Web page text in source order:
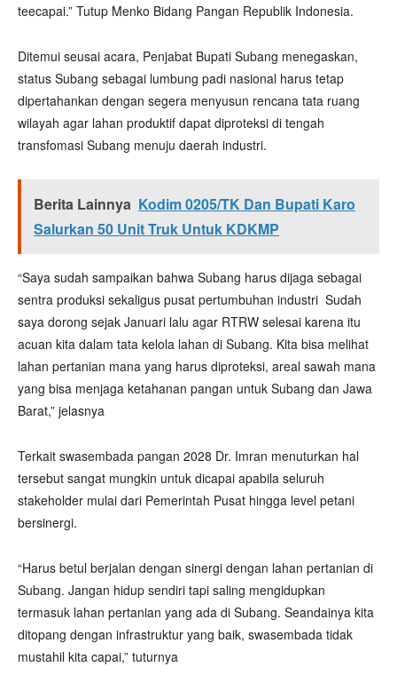
teecapai.” Tutup Menko Bidang Pangan Republik Indonesia.
Ditemui seusai acara, Penjabat Bupati Subang menegaskan,
status Subang sebagai lumbung padi nasional harus tetap
dipertahankan dengan segera menyusun rencana tata ruang
wilayah agar lahan produktif dapat diproteksi di tengah
transfomasi Subang menuju daerah industri.
Berita Lainnya Kodim 0205/TK Dan Bupati Karo
Salurkan 50 Unit Truk Untuk KDKMP
“Saya sudah sampaikan bahwa Subang harus dijaga sebagai
sentra produksi sekaligus pusat pertumbuhan industri Sudah
saya dorong sejak Januari lalu agar RTRW selesai karena itu
acuan kita dalam tata kelola lahan di Subang. Kita bisa melihat
lahan pertanian mana yang harus diproteksi, areal sawah mana
yang bisa menjaga ketahanan pangan untuk Subang dan Jawa
Barat,” jelasnya
Terkait swasembada pangan 2028 Dr. Imran menuturkan hal
tersebut sangat mungkin untuk dicapai apabila seluruh
stakeholder mulai dari Pemerintah Pusat hingga level petani
bersinergi.
“Harus betul berjalan dengan sinergi dengan lahan pertanian di
Subang. Jangan hidup sendiri tapi saling mengidupkan
termasuk lahan pertanian yang ada di Subang. Seandainya kita
ditopang dengan infrastruktur yang baik, swasembada tidak
mustahil kita capai,” tuturnya